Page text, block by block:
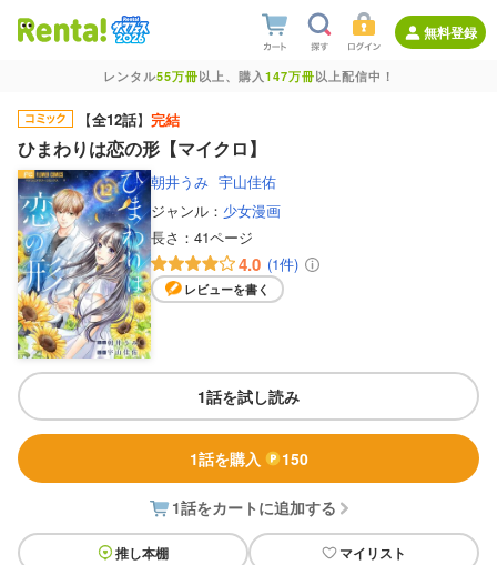
無料登録
レンタル55万冊以上、購入147万冊以上配信中！
【全12話】 完結
ひまわりは恋の形【マイクロ】
朝井うみ 宇山佳佑
ジャンル： 少女漫画
長さ： 41ページ
4.0 (1件)
レビューを書く
1話を試し読み
1話を購入 150
1話をカートに追加する
推し本棚 マイリスト